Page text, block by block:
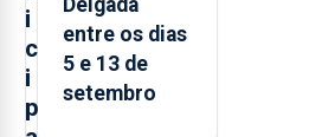
i
c
i
p
entre os dias
5 e 13 de
setembro